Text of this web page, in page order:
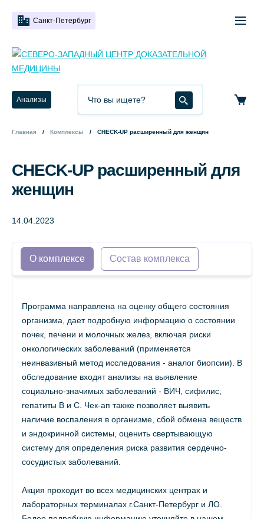
Санкт-Петербург
Анализы
Главная Комплексы CHECK-UP расширенный для женщин
CHECK-UP расширенный для
женщин
14.04.2023
О комплексе Состав комплекса
Программа направлена на оценку общего состояния
организма, дает подробную информацию о состоянии
почек, печени и молочных желез, включая риски
онкологических заболеваний (применяется
неинвазивный метод исследования - аналог биопсии). В
обследование входят анализы на выявление
социально-значимых заболеваний - ВИЧ, сифилис,
гепатиты В и С. Чек-ап также позволяет выявить
наличие воспаления в организме, сбой обмена веществ
и эндокринной системы, оценить свертывающую
систему для определения риска развития сердечно-
сосудистых заболеваний.
Акция проходит во всех медицинских центрах и
лабораторных терминалах г.Санкт-Петербург и ЛО.